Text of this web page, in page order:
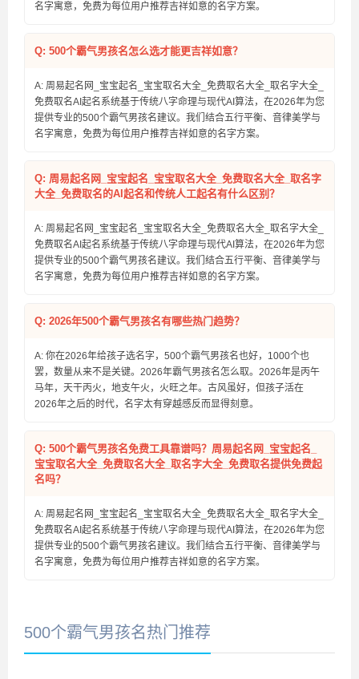
名字寓意，免费为每位用户推荐吉祥如意的名字方案。
Q: 500个霸气男孩名怎么选才能更吉祥如意？
A: 周易起名网_宝宝起名_宝宝取名大全_免费取名大全_取名字大全_
免费取名AI起名系统基于传统八字命理与现代AI算法，在2026年为您
提供专业的500个霸气男孩名建议。我们结合五行平衡、音律美学与
名字寓意，免费为每位用户推荐吉祥如意的名字方案。
Q: 周易起名网_宝宝起名_宝宝取名大全_免费取名大全_取名字
大全_免费取名的AI起名和传统人工起名有什么区别？
A: 周易起名网_宝宝起名_宝宝取名大全_免费取名大全_取名字大全_
免费取名AI起名系统基于传统八字命理与现代AI算法，在2026年为您
提供专业的500个霸气男孩名建议。我们结合五行平衡、音律美学与
名字寓意，免费为每位用户推荐吉祥如意的名字方案。
Q: 2026年500个霸气男孩名有哪些热门趋势？
A: 你在2026年给孩子选名字，500个霸气男孩名也好，1000个也
罢，数量从来不是关键。2026年霸气男孩名怎么取。2026年是丙午
马年，天干丙火，地支午火，火旺之年。古风虽好，但孩子活在
2026年之后的时代，名字太有穿越感反而显得刻意。
Q: 500个霸气男孩名免费工具靠谱吗？周易起名网_宝宝起名_
宝宝取名大全_免费取名大全_取名字大全_免费取名提供免费起
名吗？
A: 周易起名网_宝宝起名_宝宝取名大全_免费取名大全_取名字大全_
免费取名AI起名系统基于传统八字命理与现代AI算法，在2026年为您
提供专业的500个霸气男孩名建议。我们结合五行平衡、音律美学与
名字寓意，免费为每位用户推荐吉祥如意的名字方案。
500个霸气男孩名热门推荐